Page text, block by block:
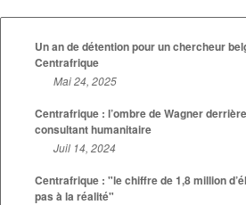
Un an de détention pour un chercheur
Centrafrique
Mai 24, 2025
Centrafrique : l’ombre de Wagner
consultant humanitaire
Juil 14, 2024
Centrafrique : "le chiffre de 1,8 million
pas à la réalité"